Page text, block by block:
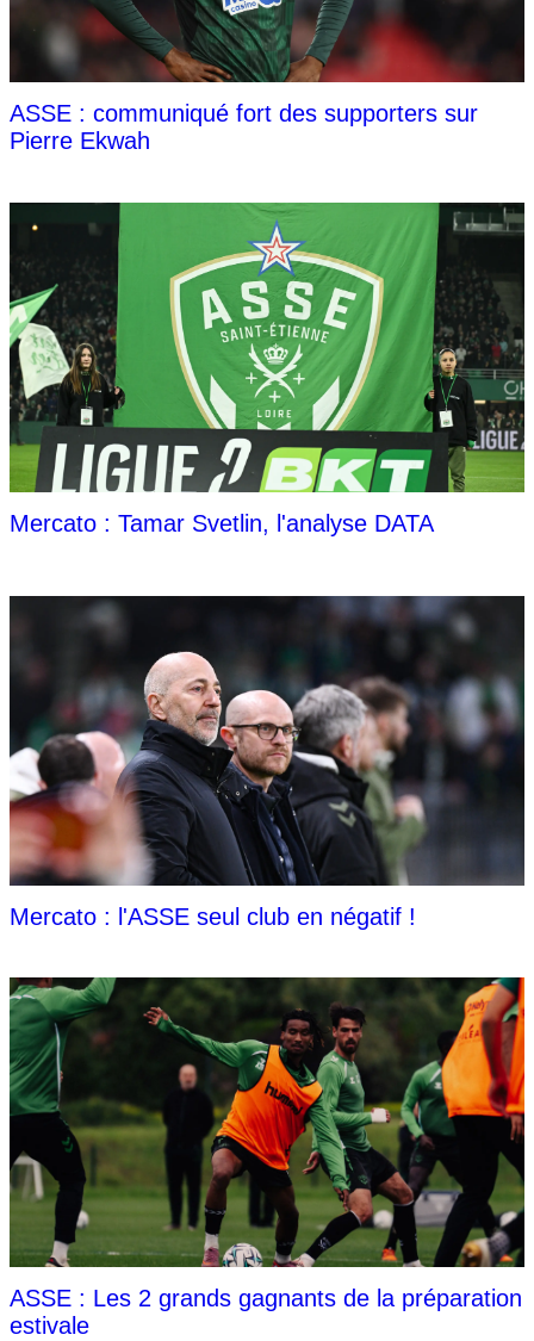
ASSE : communiqué fort des supporters sur
Pierre Ekwah
Mercato : Tamar Svetlin, l'analyse DATA
Mercato : l'ASSE seul club en négatif !
ASSE : Les 2 grands gagnants de la préparation
estivale